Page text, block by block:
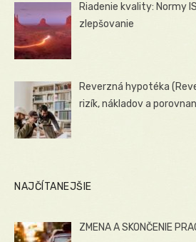
Riadenie kvality: Normy
zlepšovanie
Reverzná hypotéka
rizík, nákladov a
NAJČÍTANEJŠIE
ZMENA A SKONČENIE